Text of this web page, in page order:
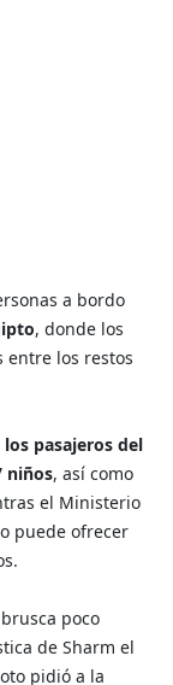
a bordo
, donde los
entre los restos
pasajeros del
niños, así como
el Ministerio
puede ofrecer
poco
de Sharm el
pidió a la